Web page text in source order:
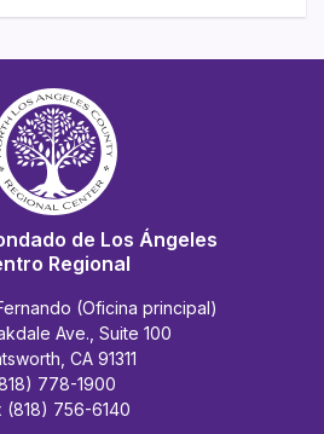
de Los Ángeles
Regional
(Oficina principal)
Ave., Suite 100
CA 91311
778-1900
(818) 756-6140